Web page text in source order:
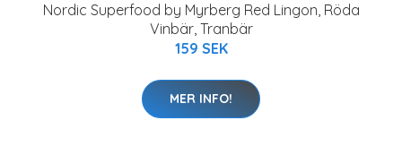
Nordic Superfood by Myrberg Red Lingon, Röda
Vinbär, Tranbär
159 SEK
MER INFO!